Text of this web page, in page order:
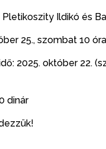
Ildikó és
25., szombat 10 óra
2025. október 22.
dinár